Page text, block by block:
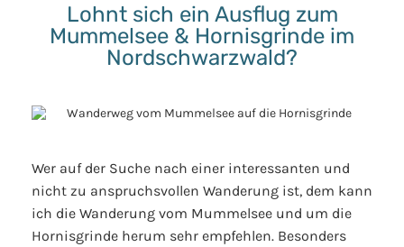
Lohnt sich ein Ausflug zum
Mummelsee & Hornisgrinde im
Nordschwarzwald?
Wer auf der Suche nach einer interessanten und
nicht zu anspruchsvollen Wanderung ist, dem kann
ich die Wanderung vom Mummelsee und um die
Hornisgrinde herum sehr empfehlen. Besonders